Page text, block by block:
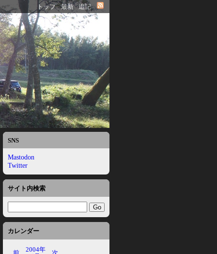
トップ 最新 追記
SNS
Mastodon
Twitter
サイト内検索
カレンダー
2004年